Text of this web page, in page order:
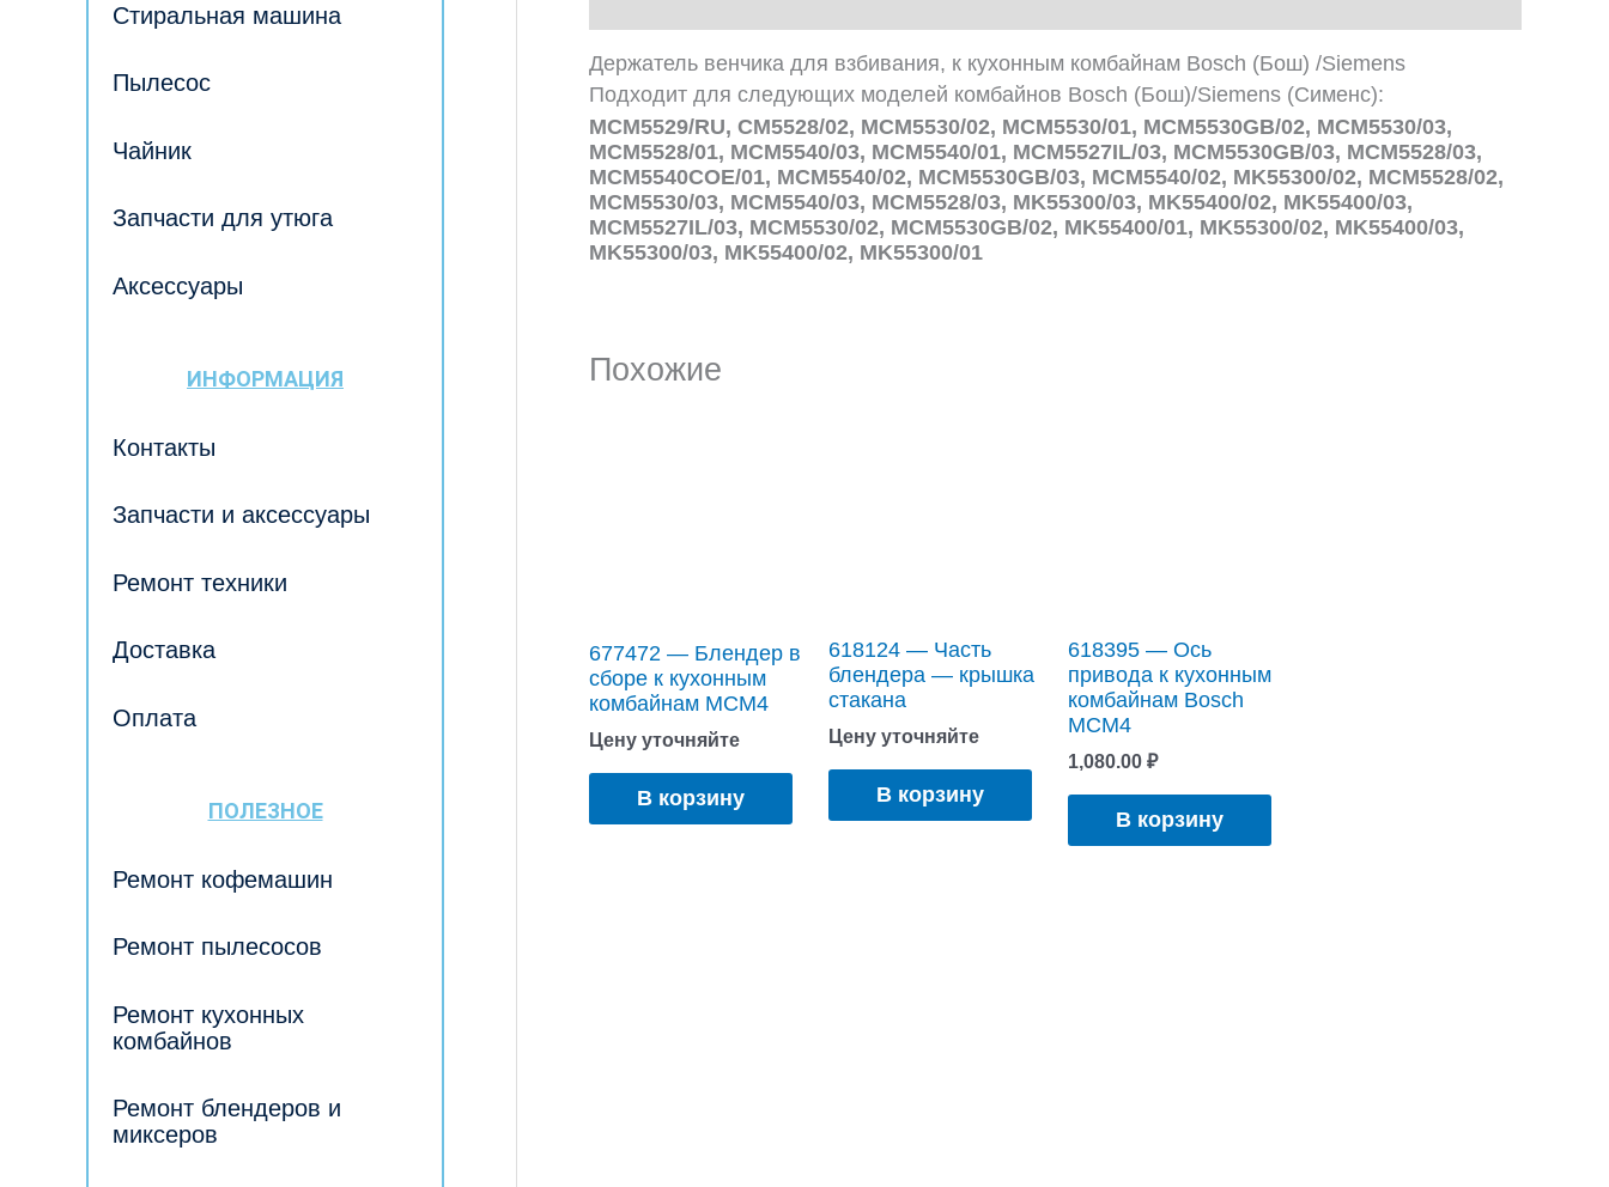
Стиральная машина
Пылесос
Чайник
Запчасти для утюга
Аксессуары
ИНФОРМАЦИЯ
Контакты
Запчасти и аксессуары
Ремонт техники
Доставка
Оплата
ПОЛЕЗНОЕ
Ремонт кофемашин
Ремонт пылесосов
Ремонт кухонных
комбайнов
Ремонт блендеров и
миксеров
Держатель венчика для взбивания, к кухонным комбайнам Bosch (Бош) /Siemens
Подходит для следующих моделей комбайнов Bosch (Бош)/Siemens (Сименс):
MCM5529/RU, CM5528/02, MCM5530/02, MCM5530/01, MCM5530GB/02, MCM5530/03,
MCM5528/01, MCM5540/03, MCM5540/01, MCM5527IL/03, MCM5530GB/03, MCM5528/03,
MCM5540COE/01, MCM5540/02, MCM5530GB/03, MCM5540/02, MK55300/02, MCM5528/02,
MCM5530/03, MCM5540/03, MCM5528/03, MK55300/03, MK55400/02, MK55400/03,
MCM5527IL/03, MCM5530/02, MCM5530GB/02, MK55400/01, MK55300/02, MK55400/03,
MK55300/03, MK55400/02, MK55300/01
Похожие
677472 — Блендер в
сборе к кухонным
комбайнам MCM4
Цену уточняйте
В корзину
618124 — Часть
блендера — крышка
стакана
Цену уточняйте
В корзину
618395 — Ось
привода к кухонным
комбайнам Bosch
MCM4
1,080.00 ₽
В корзину